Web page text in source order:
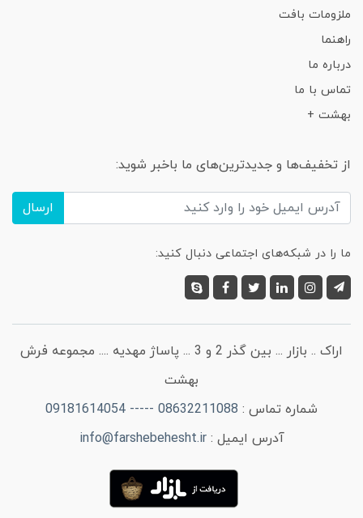
ملزومات بافت
راهنما
درباره ما
تماس با ما
بهشت +
از تخفیف‌ها و جدیدترین‌های ما باخبر شوید:
ارسال
ما را در شبکه‌های اجتماعی دنبال کنید:
اراک .. بازار ... بین گذر 2 و 3 ... پاساژ مهدیه .... مجموعه فرش
بهشت
شماره تماس : 08632211088 ----- 09181614054
آدرس ایمیل :info@farshebehesht.ir